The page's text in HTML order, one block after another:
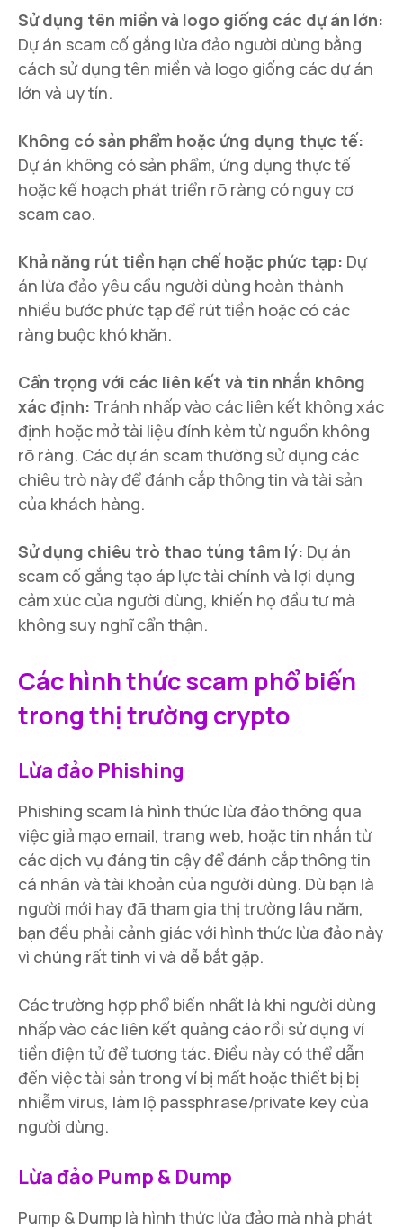
Sử dụng tên miền và logo giống các dự án lớn:
Dự án scam cố gắng lừa đảo người dùng bằng
cách sử dụng tên miền và logo giống các dự án
lớn và uy tín.
Không có sản phẩm hoặc ứng dụng thực tế:
Dự án không có sản phẩm, ứng dụng thực tế
hoặc kế hoạch phát triển rõ ràng có nguy cơ
scam cao.
Khả năng rút tiền hạn chế hoặc phức tạp: Dự
án lừa đảo yêu cầu người dùng hoàn thành
nhiều bước phức tạp để rút tiền hoặc có các
ràng buộc khó khăn.
Cẩn trọng với các liên kết và tin nhắn không
xác định: Tránh nhấp vào các liên kết không xác
định hoặc mở tài liệu đính kèm từ nguồn không
rõ ràng. Các dự án scam thường sử dụng các
chiêu trò này để đánh cắp thông tin và tài sản
của khách hàng.
Sử dụng chiêu trò thao túng tâm lý: Dự án
scam cố gắng tạo áp lực tài chính và lợi dụng
cảm xúc của người dùng, khiến họ đầu tư mà
không suy nghĩ cẩn thận.
Các hình thức scam phổ biến
trong thị trường crypto
Lừa đảo Phishing
Phishing scam là hình thức lừa đảo thông qua
việc giả mạo email, trang web, hoặc tin nhắn từ
các dịch vụ đáng tin cậy để đánh cắp thông tin
cá nhân và tài khoản của người dùng. Dù bạn là
người mới hay đã tham gia thị trường lâu năm,
bạn đều phải cảnh giác với hình thức lừa đảo này
vì chúng rất tinh vi và dễ bắt gặp.
Các trường hợp phổ biến nhất là khi người dùng
nhấp vào các liên kết quảng cáo rồi sử dụng ví
tiền điện tử để tương tác. Điều này có thể dẫn
đến việc tài sản trong ví bị mất hoặc thiết bị bị
nhiễm virus, làm lộ passphrase/private key của
người dùng.
Lừa đảo Pump & Dump
Pump & Dump là hình thức lừa đảo mà nhà phát